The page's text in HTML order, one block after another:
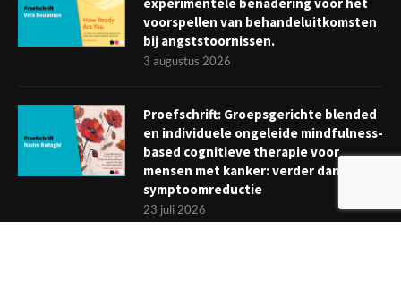
voorspellen van behandeluitkomsten
bij angststoornissen.
3 augustus 2026
Proefschrift: Groepsgerichte blended
en individuele ongeleide mindfulness-
based cognitieve therapie voor
mensen met kanker: verder dan
symptoomreductie
23 juli 2026